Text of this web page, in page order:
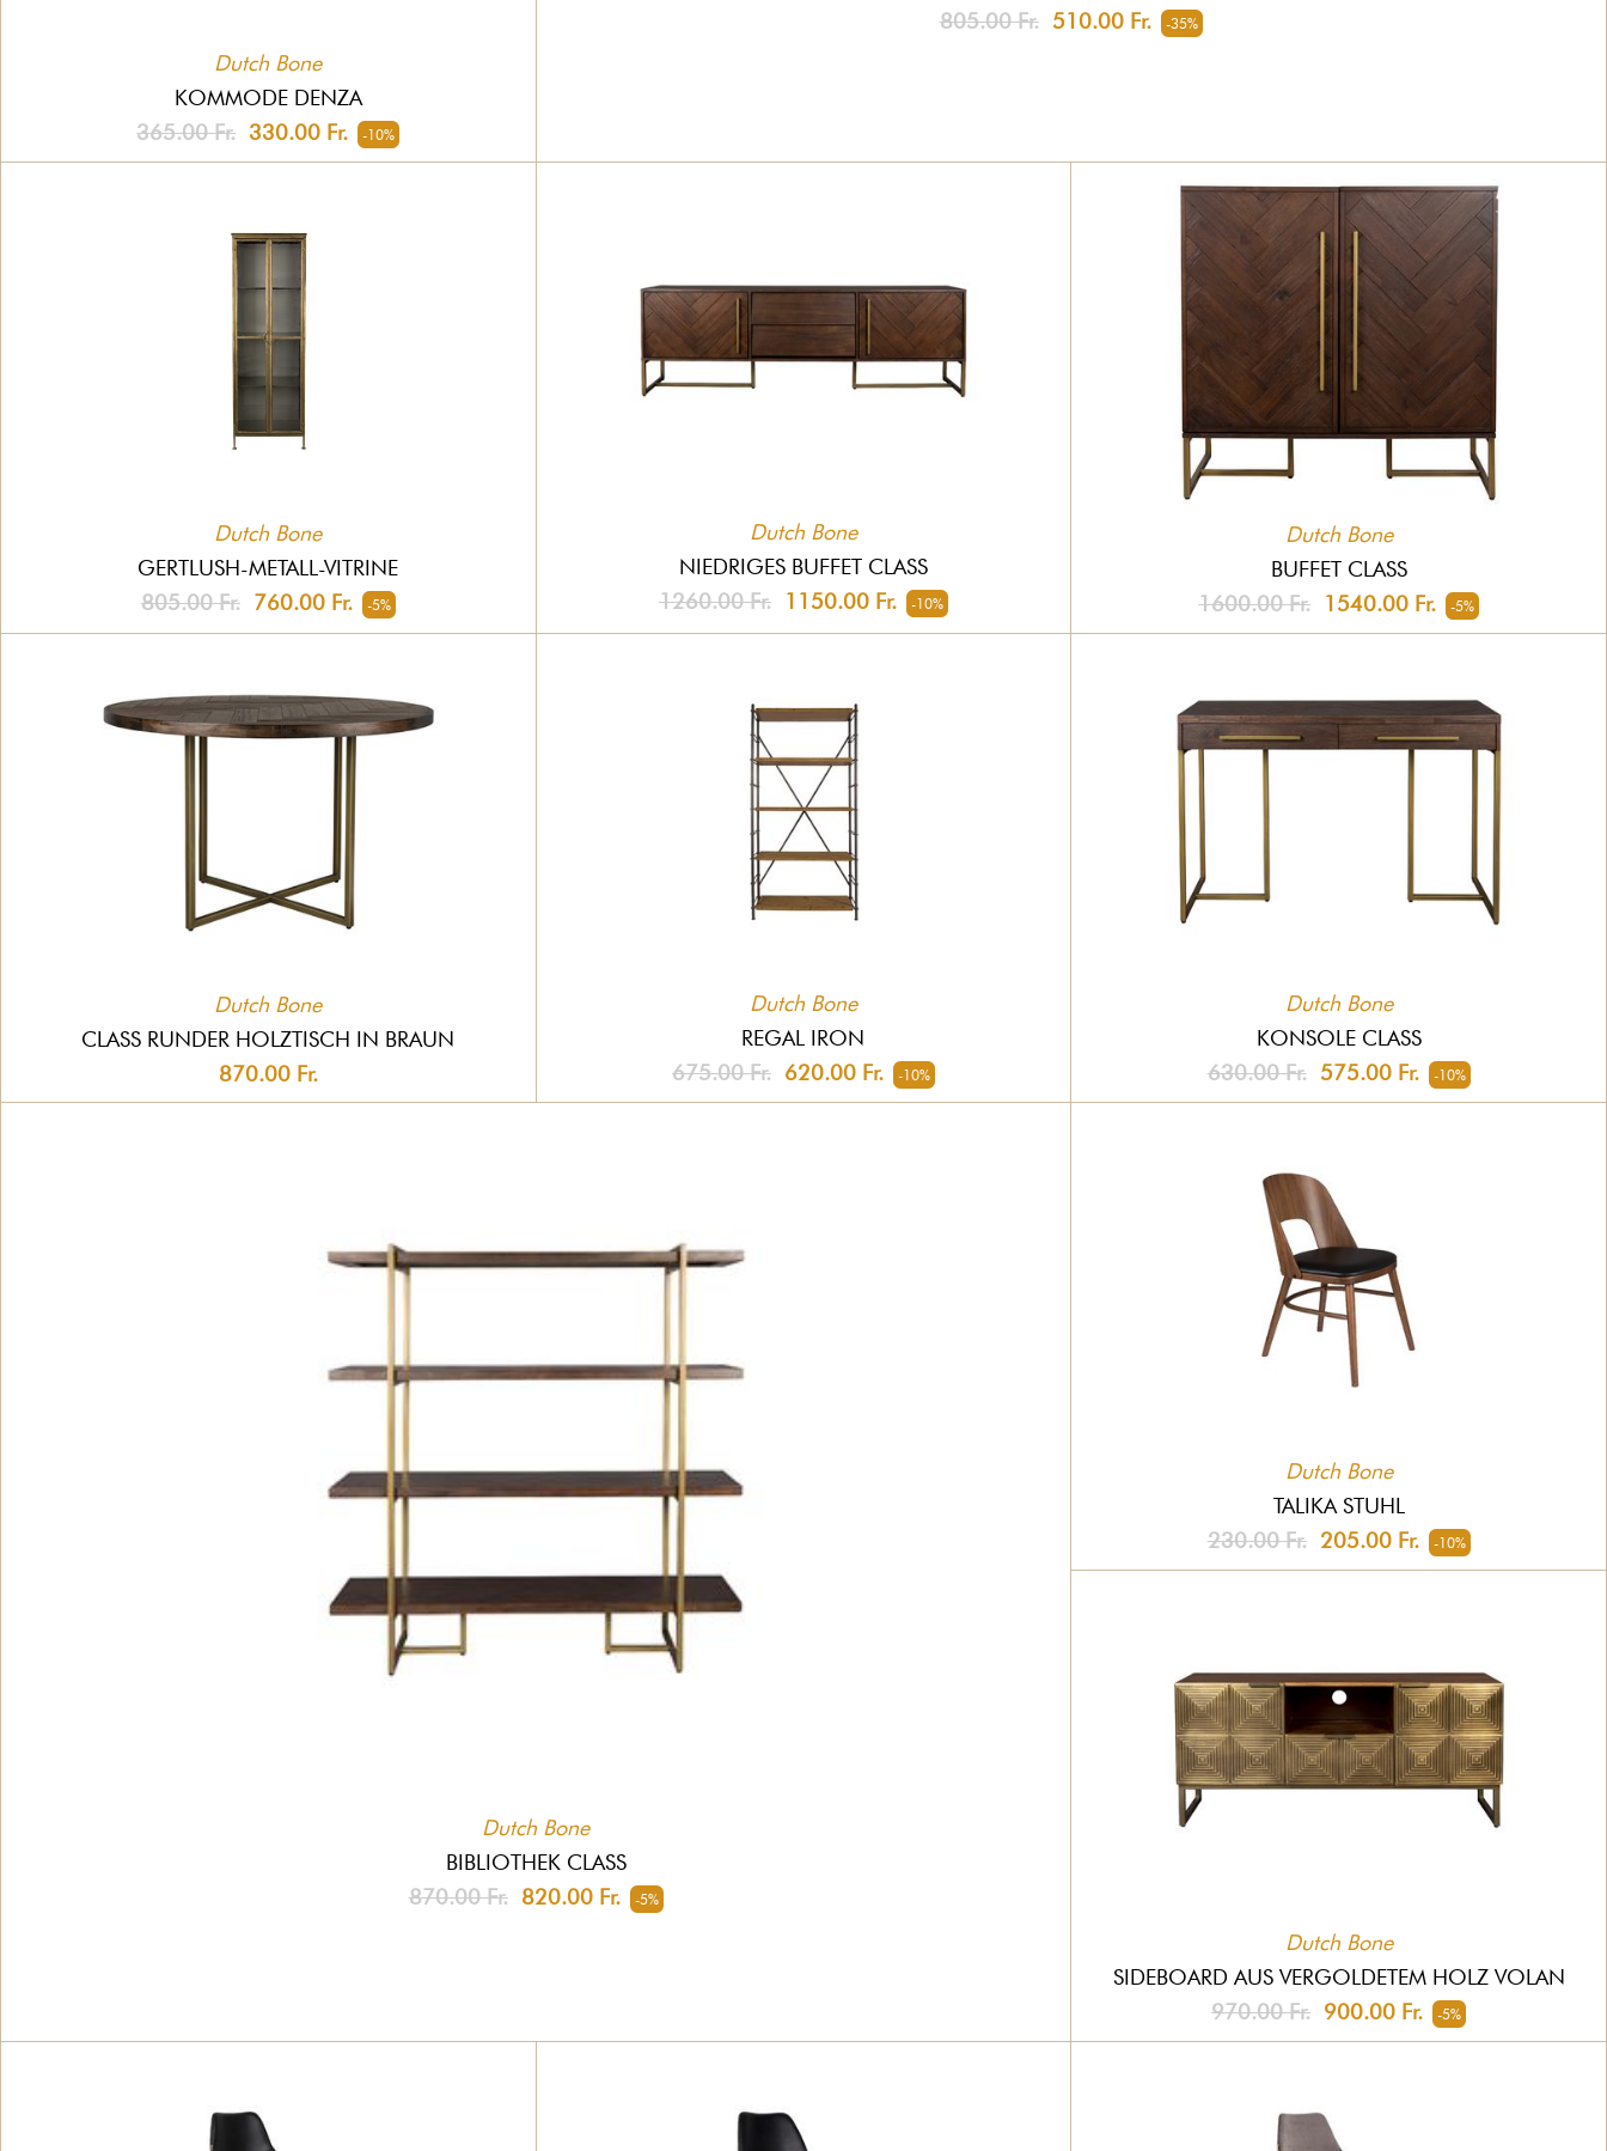
805.00 Fr.510.00 Fr. -35%
Dutch Bone
KOMMODE DENZA
365.00 Fr. 330.00 Fr. -10%
Dutch Bone
GERTLUSH-METALL-VITRINE
805.00 Fr.760.00 Fr. -5%
Dutch Bone
NIEDRIGES BUFFET CLASS
1260.00 Fr.1150.00 Fr. -10%
Dutch Bone
BUFFET CLASS
1600.00 Fr. 1540.00 Fr. -5%
Dutch Bone
CLASS RUNDER HOLZTISCH IN BRAUN
870.00 Fr.
Dutch Bone
REGAL IRON
675.00 Fr.620.00 Fr. -10%
Dutch Bone
BIBLIOTHEK CLASS
870.00 Fr.820.00 Fr. -5%
Dutch Bone
KONSOLE CLASS
630.00 Fr.575.00 Fr. -10%
Dutch Bone
TALIKA STUHL
230.00 Fr.205.00 Fr. -10%
Dutch Bone
SIDEBOARD AUS VERGOLDETEM HOLZ VOLAN
970.00 Fr. 900.00 Fr. -5%